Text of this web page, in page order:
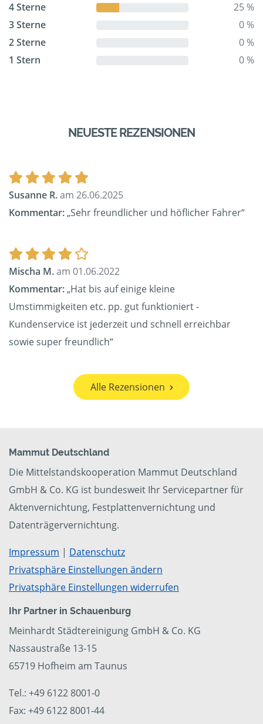
4 Sterne
25 %
3 Sterne
0 %
2 Sterne
0 %
1 Stern
0 %
NEUESTE REZENSIONEN
Susanne R.am 26.06.2025
Kommentar:„Sehr freundlicher und höflicher Fahrer“
Mischa M.am 01.06.2022
Kommentar:„Hat bis auf einige kleine
Umstimmigkeiten etc. pp. gut funktioniert -
Kundenservice ist jederzeit und schnell erreichbar
sowie super freundlich“
Alle Rezensionen
Mammut Deutschland
Die Mittelstandskooperation Mammut Deutschland
GmbH & Co. KG ist bundesweit Ihr Servicepartner für
Aktenvernichtung, Festplattenvernichtung und
Datenträgervernichtung.
Impressum | Datenschutz
Privatsphäre Einstellungen ändern
Privatsphäre Einstellungen widerrufen
Ihr Partner in Schauenburg
Meinhardt Städtereinigung GmbH & Co. KG
Nassaustraße 13-15
65719 Hofheim am Taunus
Tel.: +49 6122 8001-0
Fax: +49 6122 8001-44